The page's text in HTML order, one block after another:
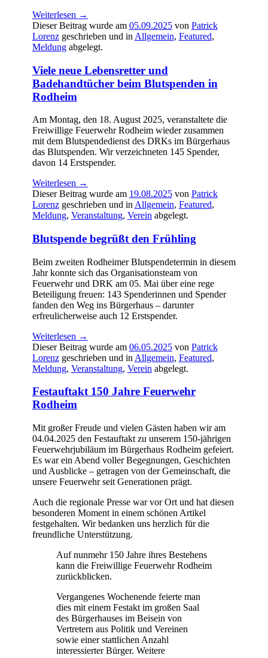
Weiterlesen →
Dieser Beitrag wurde am 05.09.2025von Patrick
Lorenzgeschrieben und in Allgemein, Featured,
Meldungabgelegt.
Viele neue Lebensretter und
Badehandtücher beim Blutspenden in
Rodheim
Am Montag, den 18. August 2025, veranstaltete die
Freiwillige Feuerwehr Rodheim wieder zusammen
mit dem Blutspendedienst des DRKs im Bürgerhaus
das Blutspenden. Wir verzeichneten 145 Spender,
davon 14 Erstspender.
Weiterlesen →
Dieser Beitrag wurde am 19.08.2025von Patrick
Lorenzgeschrieben und in Allgemein, Featured,
Meldung, Veranstaltung, Verein abgelegt.
Blutspende begrüßt den Frühling
Beim zweiten Rodheimer Blutspendetermin in diesem
Jahr konnte sich das Organisationsteam von
Feuerwehr und DRK am 05. Mai über eine rege
Beteiligung freuen: 143 Spenderinnen und Spender
fanden den Weg ins Bürgerhaus – darunter
erfreulicherweise auch 12 Erstspender.
Weiterlesen →
Dieser Beitrag wurde am 06.05.2025von Patrick
Lorenzgeschrieben und in Allgemein, Featured,
Meldung, Veranstaltung, Verein abgelegt.
Festauftakt 150 Jahre Feuerwehr
Rodheim
Mit großer Freude und vielen Gästen haben wir am
04.04.2025 den Festauftakt zu unserem 150-jährigen
Feuerwehrjubiläum im Bürgerhaus Rodheim gefeiert.
Es war ein Abend voller Begegnungen, Geschichten
und Ausblicke – getragen von der Gemeinschaft, die
unsere Feuerwehr seit Generationen prägt.
Auch die regionale Presse war vor Ort und hat diesen
besonderen Moment in einem schönen Artikel
festgehalten. Wir bedanken uns herzlich für die
freundliche Unterstützung.
Auf nunmehr 150 Jahre ihres Bestehens
kann die Freiwillige Feuerwehr Rodheim
zurückblicken.
Vergangenes Wochenende feierte man
dies mit einem Festakt im großen Saal
des Bürgerhauses im Beisein von
Vertretern aus Politik und Vereinen
sowie einer stattlichen Anzahl
interessierter Bürger. Weitere